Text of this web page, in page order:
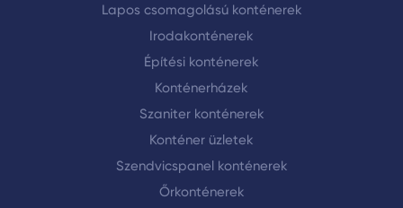
Lapos csomagolású konténerek
Irodakonténerek
Építési konténerek
Konténerházek
Szaniter konténerek
Konténer üzletek
Szendvicspanel konténerek
Őrkonténerek